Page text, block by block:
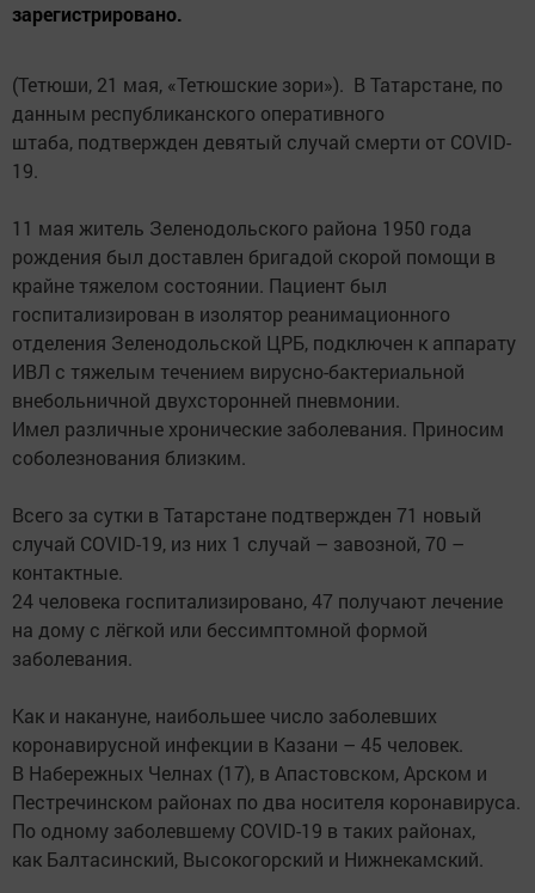
зарегистрировано.
(Тетюши, 21 мая, «Тетюшские зори»). В Татарстане, по
данным республиканского оперативного
штаба, подтвержден девятый случай смерти от COVID-
19.
11 мая житель Зеленодольского района 1950 года
рождения был доставлен бригадой скорой помощи в
крайне тяжелом состоянии. Пациент был
госпитализирован в изолятор реанимационного
отделения Зеленодольской ЦРБ, подключен к аппарату
ИВЛ с тяжелым течением вирусно-бактериальной
внебольничной двухсторонней пневмонии.
Имел различные хронические заболевания. Приносим
соболезнования близким.
Всего за сутки в Татарстане подтвержден 71 новый
случай COVID-19, из них 1 случай – завозной, 70 –
контактные.
24 человека госпитализировано, 47 получают лечение
на дому с лёгкой или бессимптомной формой
заболевания.
Как и накануне, наибольшее число заболевших
коронавирусной инфекции в Казани – 45 человек.
В Набережных Челнах (17), в Апастовском, Арском и
Пестречинском районах по два носителя коронавируса.
По одному заболевшему COVID-19 в таких районах,
как Балтасинский, Высокогорский и Нижнекамский.